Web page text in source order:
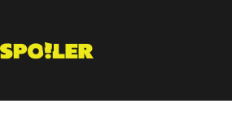
contenido